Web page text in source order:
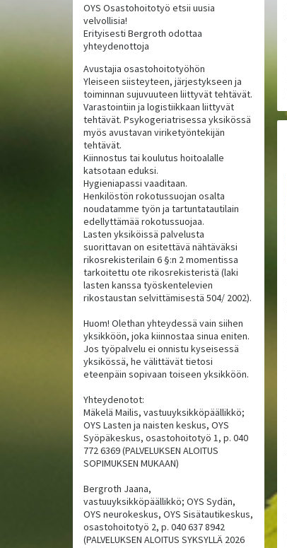
OYS Osastohoitotyö etsii uusia
velvollisia!
Erityisesti Bergroth odottaa
yhteydenottoja
Avustajia osastohoitotyöhön
Yleiseen siisteyteen, järjestykseen ja
toiminnan sujuvuuteen liittyvät tehtävät.
Varastointiin ja logistiikkaan liittyvät
tehtävät. Psykogeriatrisessa yksikössä
myös avustavan viriketyöntekijän
tehtävät.
Kiinnostus tai koulutus hoitoalalle
katsotaan eduksi.
Hygieniapassi vaaditaan.
Henkilöstön rokotussuojan osalta
noudatamme työn ja tartuntatautilain
edellyttämää rokotussuojaa.
Lasten yksiköissä palvelusta
suorittavan on esitettävä nähtäväksi
rikosrekisterilain 6 §:n 2 momentissa
tarkoitettu ote rikosrekisteristä (laki
lasten kanssa työskentelevien
rikostaustan selvittämisestä 504/ 2002).
Huom! Olethan yhteydessä vain siihen
yksikköön, joka kiinnostaa sinua eniten.
Jos työpalvelu ei onnistu kyseisessä
yksikössä, he välittävät tietosi
eteenpäin sopivaan toiseen yksikköön.
Yhteydenotot:
Mäkelä Mailis, vastuuyksikköpäällikkö;
OYS Lasten ja naisten keskus, OYS
Syöpäkeskus, osastohoitotyö 1, p. 040
772 6369 (PALVELUKSEN ALOITUS
SOPIMUKSEN MUKAAN)
Bergroth Jaana,
vastuuyksikköpäällikkö; OYS Sydän,
OYS neurokeskus, OYS Sisätautikeskus,
osastohoitotyö 2, p. 040 637 8942
(PALVELUKSEN ALOITUS SYKSYLLÄ 2026